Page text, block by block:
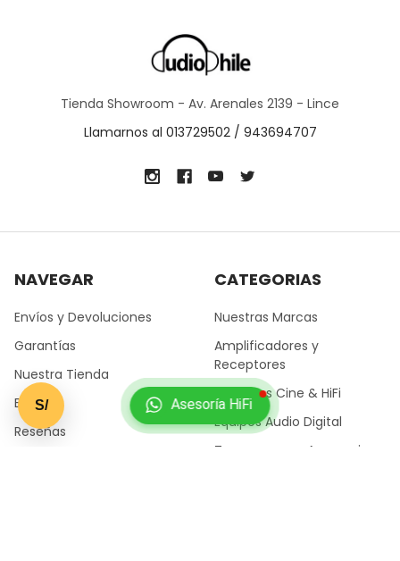
Asesoría HiFi
Tienda Showroom - Av. Arenales 2139 - Lince
Llamarnos al 013729502 / 943694707
NAVEGAR
Envíos y Devoluciones
Garantías
Nuestra Tienda
Blog
Reseñas
CATEGORIAS
Nuestras Marcas
Amplificadores y
Receptores
Parlantes Cine & HiFi
Equipos Audio Digital
Tornamesas y Accesorios
S/